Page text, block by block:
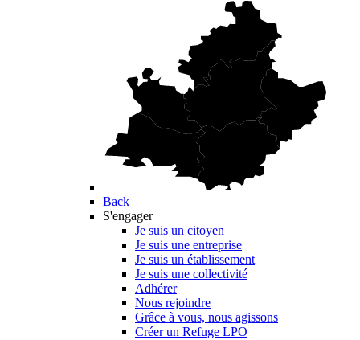
Back
S'engager
Je suis un citoyen
Je suis une entreprise
Je suis un établissement
Je suis une collectivité
Adhérer
Nous rejoindre
Grâce à vous, nous agissons
Créer un Refuge LPO